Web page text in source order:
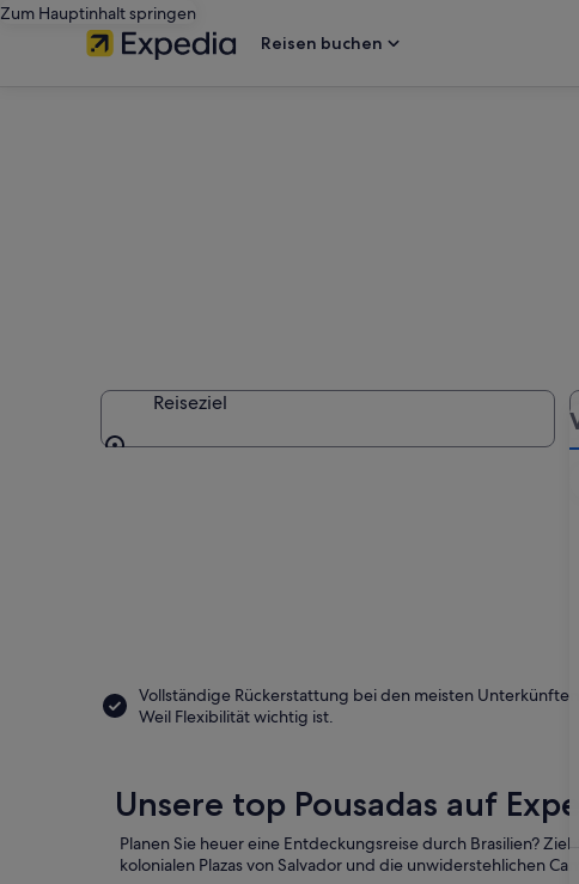
Zum Hauptinhalt springen
Reisen buchen
Beste
Reiseziel
Vollständige Rückerstattung bei den meisten Unterkünften.
Weil Flexibilität wichtig ist.
Unsere top Pousadas auf
Planen Sie heuer eine Entdeckungsreise durch Brasilien?
kolonialen Plazas von Salvador und die unwiderstehlichen